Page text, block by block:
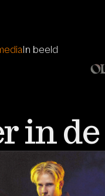
In beeld
in